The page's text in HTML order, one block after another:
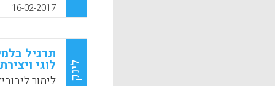
קולינס היה
בשירה
ש'באגס
אדם יצירתי
בדיוק מה
המקסימה
16-02-2017
לינק
תרגיל
לוגי
לימור